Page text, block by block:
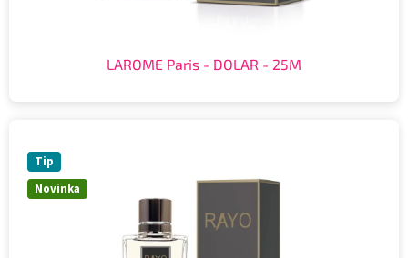
LAROME Paris - DOLAR - 25M
Novinka
Tip